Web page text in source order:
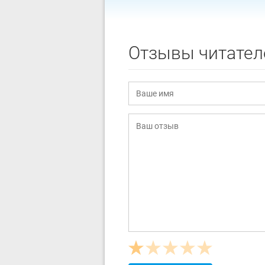
Отзывы